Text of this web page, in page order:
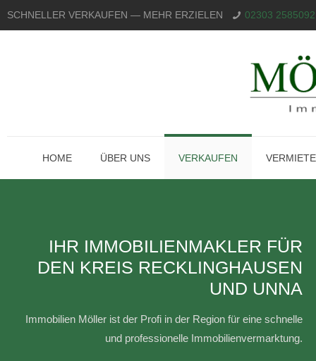
SCHNELLER VERKAUFEN — MEHR ERZIELEN 02303 2585092
HOME ÜBER UNS VERKAUFEN
IHR IMMOBILIENMAKLER FÜR
DEN KREIS RECKLINGHAUSEN
UND UNNA
Immobilien Möller ist der Profi in der Region für eine schnelle
und professionelle Immobilienvermarktung.